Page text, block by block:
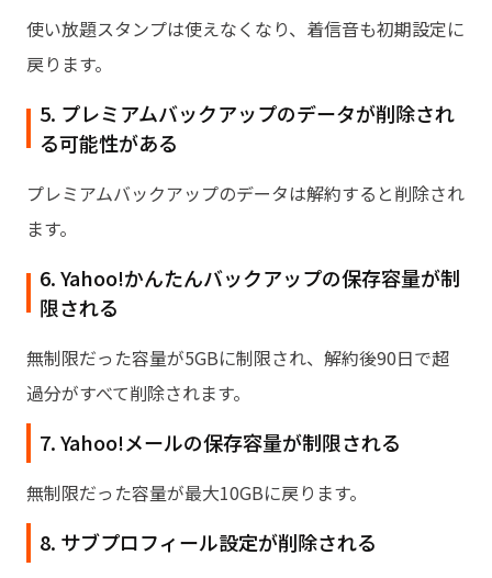
使い放題スタンプは使えなくなり、着信音も初期設定に
戻ります。
5. プレミアムバックアップのデータが削除され
る可能性がある
プレミアムバックアップのデータは解約すると削除され
ます。
6. Yahoo!かんたんバックアップの保存容量が制
限される
無制限だった容量が5GBに制限され、解約後90日で超
過分がすべて削除されます。
7. Yahoo!メールの保存容量が制限される
無制限だった容量が最大10GBに戻ります。
8. サブプロフィール設定が削除される